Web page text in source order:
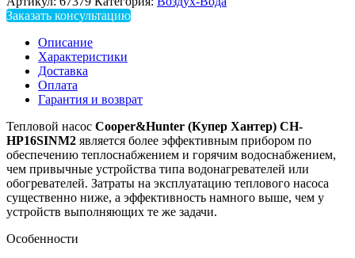
Заказать консультацию
Описание
Характеристики
Доставка
Оплата
Гарантия и возврат
Тепловой насос Cooper&Hunter (Купер Хантер) CH-
HP16SINM2 является более эффективным прибором по
обеспечению теплоснабжением и горячим водоснабжением,
чем привычные устройства типа водонагревателей или
обогревателей. Затраты на эксплуатацию теплового насоса
существенно ниже, а эффективность намного выше, чем у
устройств выполняющих те же задачи.
Особенности